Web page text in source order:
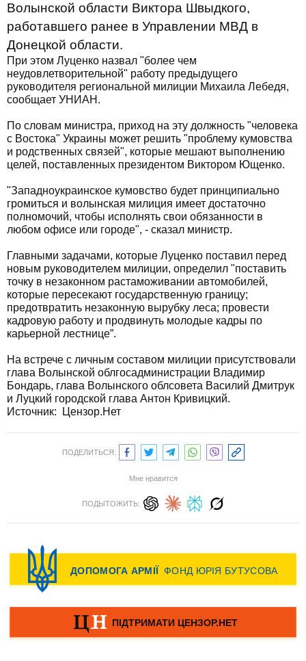
Волынской области Виктора Швыдкого,
работавшего ранее в Управлении МВД в
Донецкой области.
При этом Луценко назвал "более чем
неудовлетворительной" работу предыдущего
руководителя региональной милиции Михаила Лебедя,
сообщает УНИАН.
По словам министра, приход на эту должность "человека
с Востока" Украины может решить "проблему кумовства
и родственных связей", которые мешают выполнению
целей, поставленных президентом Виктором Ющенко.
"Западноукраинское кумовство будет принципиально
громиться и волынская милиция имеет достаточно
полномочий, чтобы исполнять свои обязанности в
любом офисе или городе", - сказал министр.
Главными задачами, которые Луценко поставил перед
новым руководителем милиции, определил "поставить
точку в незаконном растаможивании автомобилей,
которые пересекают государственную границу;
предотвратить незаконную вырубку леса; провести
кадровую работу и продвинуть молодые кадры по
карьерной лестнице”.
На встрече с личным составом милиции присутствовали
глава Волынской облгосадминистрации Владимир
Бондарь, глава Волынского облсовета Василий Дмитрук
и Луцкий городской глава Антон Кривицкий.
Источник: Цензор.Нет
ПОДЕЛИТЬСЯ:
Мне нравится
ПОДЫТОЖИТЬ: